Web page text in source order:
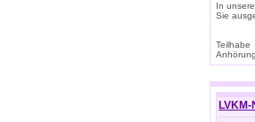
In
Sie
Teilhabe